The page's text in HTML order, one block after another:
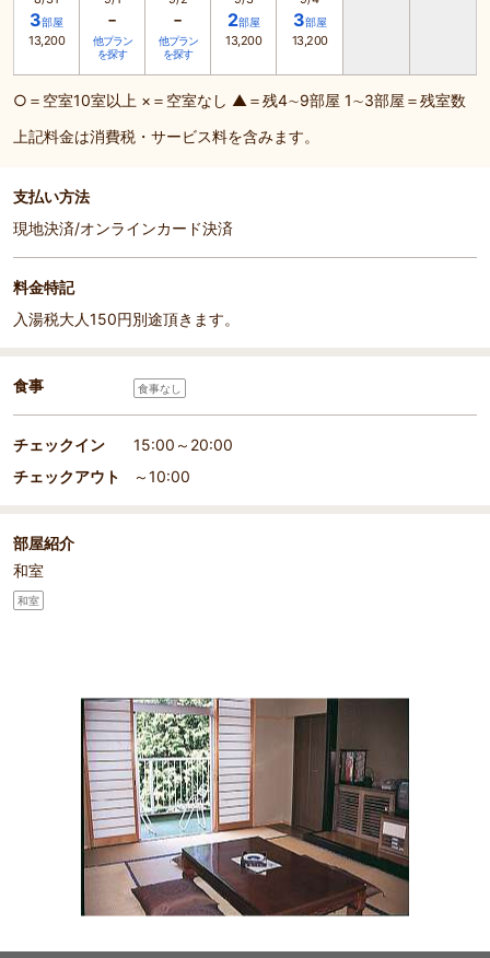
3部屋
13,200
-
他プラン
を探す
-
他プラン
を探す
2部屋
13,200
3部屋
13,200
○＝空室10室以上 ×＝空室なし ▲＝残4∼9部屋 1∼3部屋＝残室数
上記料金は消費税・サービス料を含みます。
支払い方法
現地決済/オンラインカード決済
料金特記
入湯税大人150円別途頂きます。
食事 食事なし
チェックイン
15:00～20:00
チェックアウト
～10:00
部屋紹介
和室
和室